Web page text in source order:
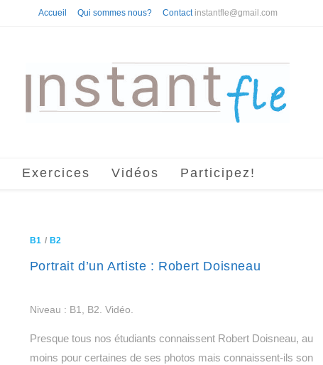
Accueil Qui sommes nous? Contact instantfle@gmail.com
Exercices Vidéos Participez!
B1 / B2
Portrait d’un Artiste : Robert Doisneau
Niveau : B1, B2. Vidéo.
Presque tous nos étudiants connaissent Robert Doisneau, au
moins pour certaines de ses photos mais connaissent-ils son